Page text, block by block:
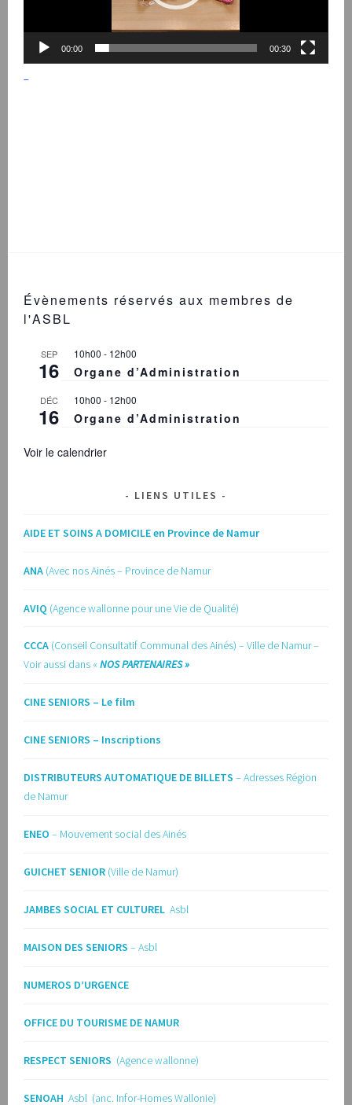
00:00 00:30
Évènements réservés aux membres de
l'ASBL
SEP
16
10h00 - 12h00
Organe d’Administration
DÉC
16
10h00 - 12h00
Organe d’Administration
Voir le calendrier
LIENS UTILES
AIDE ET SOINS A DOMICILE en Province de Namur
ANA (Avec nos Ainés – Province de Namur
AVIQ (Agence wallonne pour une Vie de Qualité)
CCCA (Conseil Consultatif Communal des Ainés) – Ville de Namur –
Voir aussi dans «NOS PARTENAIRES »
CINE SENIORS – Le film
CINE SENIORS – Inscriptions
DISTRIBUTEURS AUTOMATIQUE DE BILLETS– Adresses Région
de Namur
ENEO – Mouvement social des Ainés
GUICHET SENIOR (Ville de Namur)
JAMBES SOCIAL ET CULTURELAsbl
MAISON DES SENIORS – Asbl
NUMEROS D’URGENCE
OFFICE DU TOURISME DE NAMUR
RESPECT SENIORS (Agence wallonne)
SENOAH Asbl (anc. Infor-Homes Wallonie)